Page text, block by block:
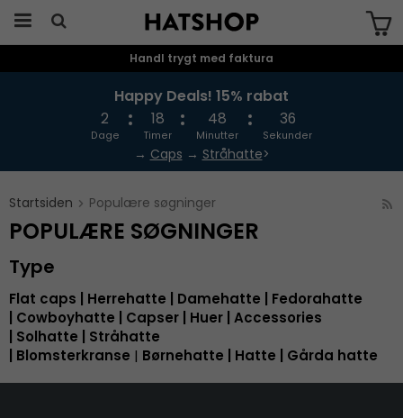
Produktet er blevet tilføjet til din
Handl trygt med faktura
Happy Deals! 15% rabat
2
Dage
18
Timer
48
Minutter
36
Sekunder
→ Caps → Stråhatte>
Startsiden Populære søgninger
POPULÆRE SØGNINGER
Type
Flat caps Herrehatte Damehatte
Fedorahatte
Cowboyhatte Capser Huer Accessories
Solhatte
Stråhatte
Blomsterkranse | Børnehatte Hatte Gårda hatte